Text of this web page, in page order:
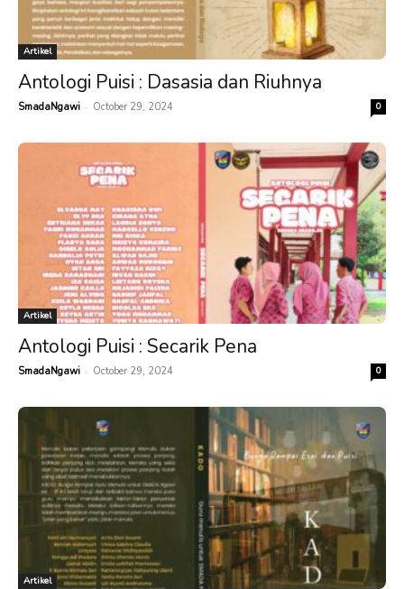
Artikel
Antologi Puisi : Dasasia dan Riuhnya
SmadaNgawi - October 29, 2024 0
Artikel
Antologi Puisi : Secarik Pena
SmadaNgawi - October 29, 2024 0
Artikel